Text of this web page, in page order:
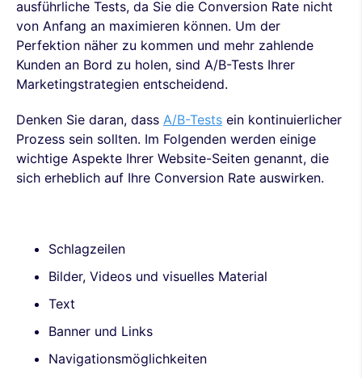
ausführliche Tests, da Sie die Conversion Rate nicht
von Anfang an maximieren können. Um der
Perfektion näher zu kommen und mehr zahlende
Kunden an Bord zu holen, sind A/B-Tests Ihrer
Marketingstrategien entscheidend.
Denken Sie daran, dass A/B-Tests ein kontinuierlicher
Prozess sein sollten. Im Folgenden werden einige
wichtige Aspekte Ihrer Website-Seiten genannt, die
sich erheblich auf Ihre Conversion Rate auswirken.
Schlagzeilen
Bilder, Videos und visuelles Material
Text
Banner und Links
Navigationsmöglichkeiten